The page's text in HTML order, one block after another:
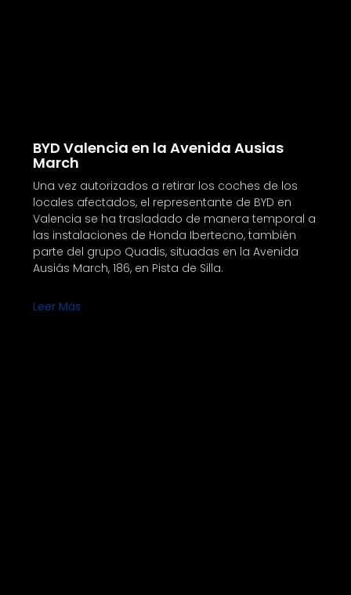
BYD Valencia en la Avenida Ausias
March
Una vez autorizados a retirar los coches de los
locales afectados, el representante de BYD en
Valencia se ha trasladado de manera temporal a
las instalaciones de Honda Ibertecno, también
parte del grupo Quadis, situadas en la Avenida
Ausiás March, 186, en Pista de Silla.
Leer Más